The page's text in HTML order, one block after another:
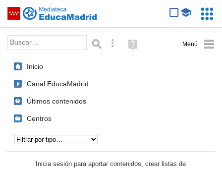
Saltar navegación
Palabra o frase: Búsqueda avanzada
Ayuda
(en
Inicio
Canal EducaMadrid
Últimos contenidos
Centros
Inicia sesión para aportar contenidos, crear listas de